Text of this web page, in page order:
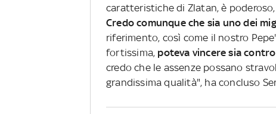
caratteristiche di Zlatan, è
Credo comunque che sia uno dei
riferimento, così come il nostro
fortissima, poteva vincere sia
credo che le assenze possano
grandissima qualità", ha concluso